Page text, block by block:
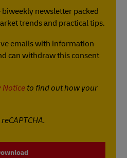
biweekly newsletter packed
trends and practical tips.
emails with information
can withdraw this consent
Notice to find out how your